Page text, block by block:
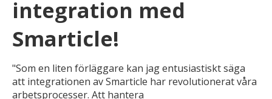
integration med
Smarticle!
"Som en liten förläggare kan jag entusiastiskt säga
att integrationen av Smarticle har revolutionerat våra
arbetsprocesser. Att hantera